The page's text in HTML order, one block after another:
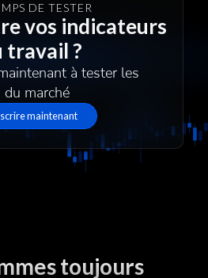
DE TESTER
vos indicateurs
travail ?
à tester les
marché
maintenant
toujours